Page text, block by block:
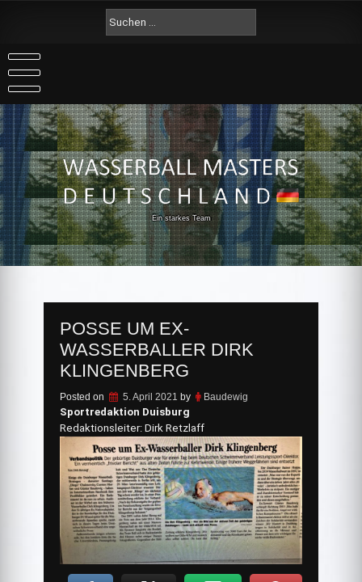
nach:
Ein starkes Team
POSSE UM EX-
WASSERBALLER DIRK
KLINGENBERG
Posted on 5. April 2021 by Baudewig
Sportredaktion Duisburg
Redaktionsleiter: Dirk Retzlaff